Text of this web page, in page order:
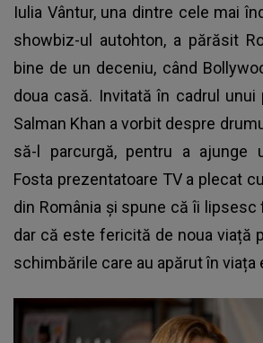
Iulia Vântur, una dintre cele mai
showbiz-ul autohton, a părăsit
bine de un deceniu, când
doua casă. Invitată în cadrul unui
Salman Khan a vorbit despre
să-l parcurgă, pentru a ajunge
Fosta prezentatoare TV a plecat
din România și spune că îi lipsesc
dar că este fericită de noua viață
schimbările care au apărut în viața